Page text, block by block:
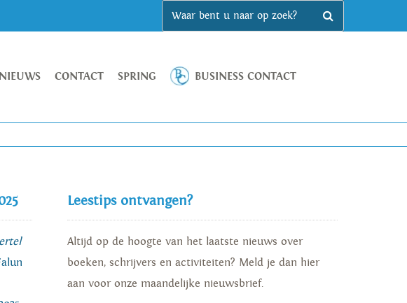
NIEUWS CONTACT SPRING BUSINESS CONTACT
Leestips ontvangen?
Altijd op de hoogte van het laatste nieuws over
boeken, schrijvers en activiteiten? Meld je dan hier
aan voor onze maandelijke nieuwsbrief.